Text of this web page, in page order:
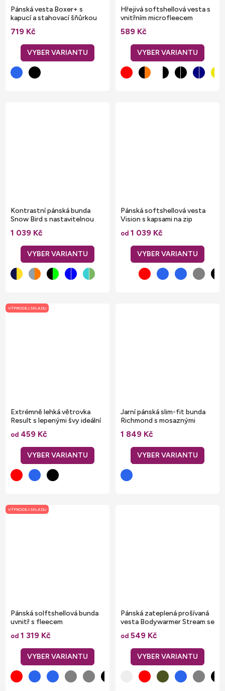
Pánská vesta Boxer+ s
kapucí a stahovací šňůrkou
719 Kč
Hřejivá softshellová vesta s
vnitřním microfleecem
vhodná na potisk
589 Kč
Kontrastní pánská bunda
Snow Bird s nastavitelnou
1 039 Kč
Pánská softshellová vesta
Vision s kapsami na zip
od 1 039 Kč
VÝPRODEJ SKLADU
Extrémně lehká větrovka
Result s lepenými švy ideální
pro pěší turistiku
od 459 Kč
Jarní pánská slim-fit bunda
Richmond s mosaznými
1 849 Kč
VÝPRODEJ SKLADU
Pánská solftshellová bunda
uvnitř s fleecem
od 1 319 Kč
Pánská zateplená prošívaná
vesta Bodywarmer Stream se
stojáčkem
od 549 Kč